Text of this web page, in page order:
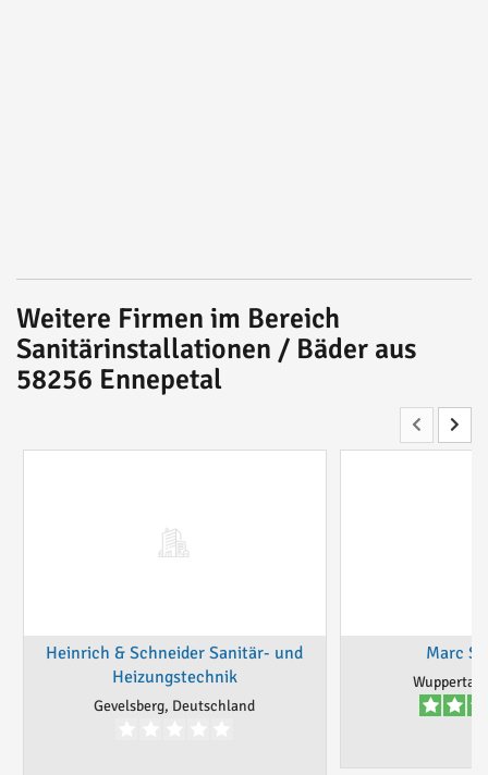
Weitere Firmen im Bereich
Sanitärinstallationen / Bäder aus
58256 Ennepetal
Heinrich & Schneider Sanitär- und
Heizungstechnik
Gevelsberg, Deutschland
Marc